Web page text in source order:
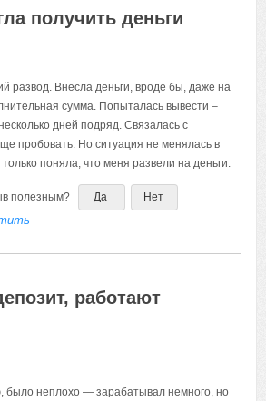
получить деньги
развод. Внесла деньги, вроде бы, даже на
сумма. Попыталась вывести –
дней подряд. Связалась с
пробовать. Но ситуация не менялась в
поняла, что меня развели на деньги.
полезным? Да Нет
работают
было неплохо — зарабатывал немного, но